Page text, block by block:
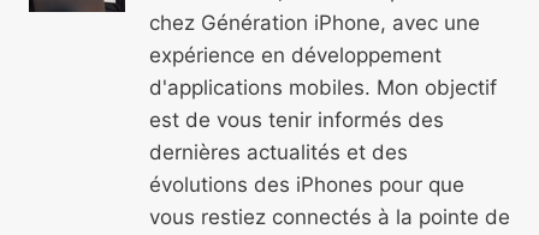
chez Génération iPhone, avec une
expérience en développement
d'applications mobiles. Mon objectif
est de vous tenir informés des
dernières actualités et des
évolutions des iPhones pour que
vous restiez connectés à la pointe de